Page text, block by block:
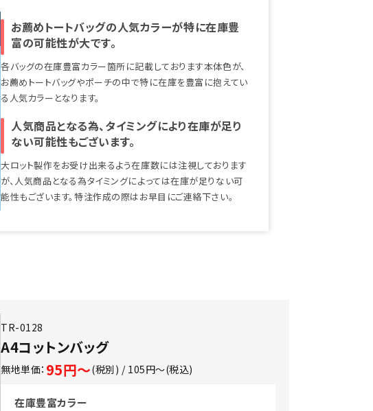
お薦めトートバッグの人気カラーが特に在庫豊
富の可能性が大です。
各バッグの在庫豊富カラー箇所に記載しております本体色が、
お薦めトートバッグやポーチの中で特に在庫を豊富に抱えてい
る人気カラーとなります。
人気商品となる為、タイミングにより在庫が足り
ない可能性もございます。
大ロット製作をお受け出来るよう在庫数には注視しております
が、人気商品となる為タイミングによっては在庫が足りない可
能性もございます。特注作成の際はお早目にご連絡下さい。
TR-0128
A4コットンバッグ
無地単価： 95円～(税別) / 105円～(税込)
在庫豊富カラー